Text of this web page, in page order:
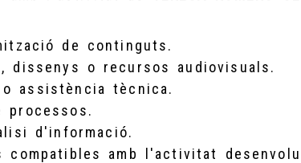
de continguts.
dissenys o recursos audiovisuals.
o assistència tècnica.
processos.
d'informació.
compatibles amb l'activitat